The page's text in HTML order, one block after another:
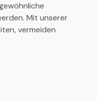
Mit unserer
vermeiden